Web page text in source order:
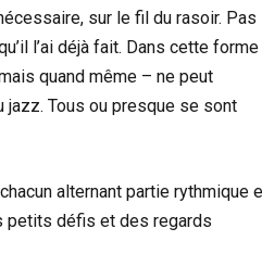
sur le fil du rasoir. Pas
l’ai déjà fait. Dans cette forme
quand même – ne peut
jazz. Tous ou presque se sont
alternant partie rythmique
petits défis et des regards